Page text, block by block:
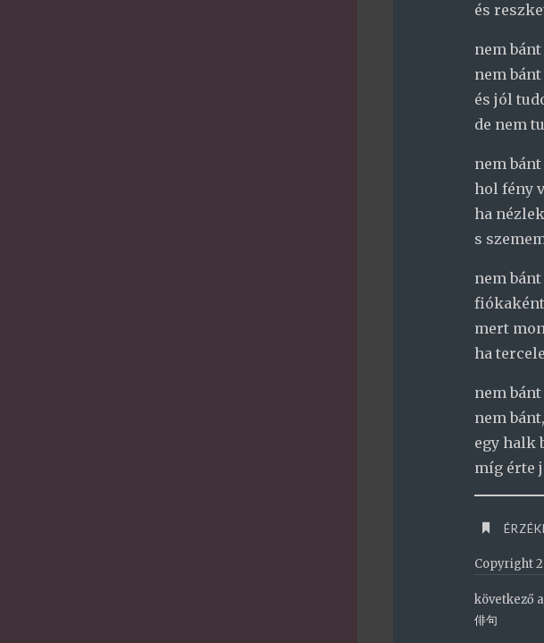
és
nem
nem
és jól
de nem
nem
hol fény
ha
s
nem
mert
ha
nem
nem
egy halk
míg érte
Copyright
következő
俳句